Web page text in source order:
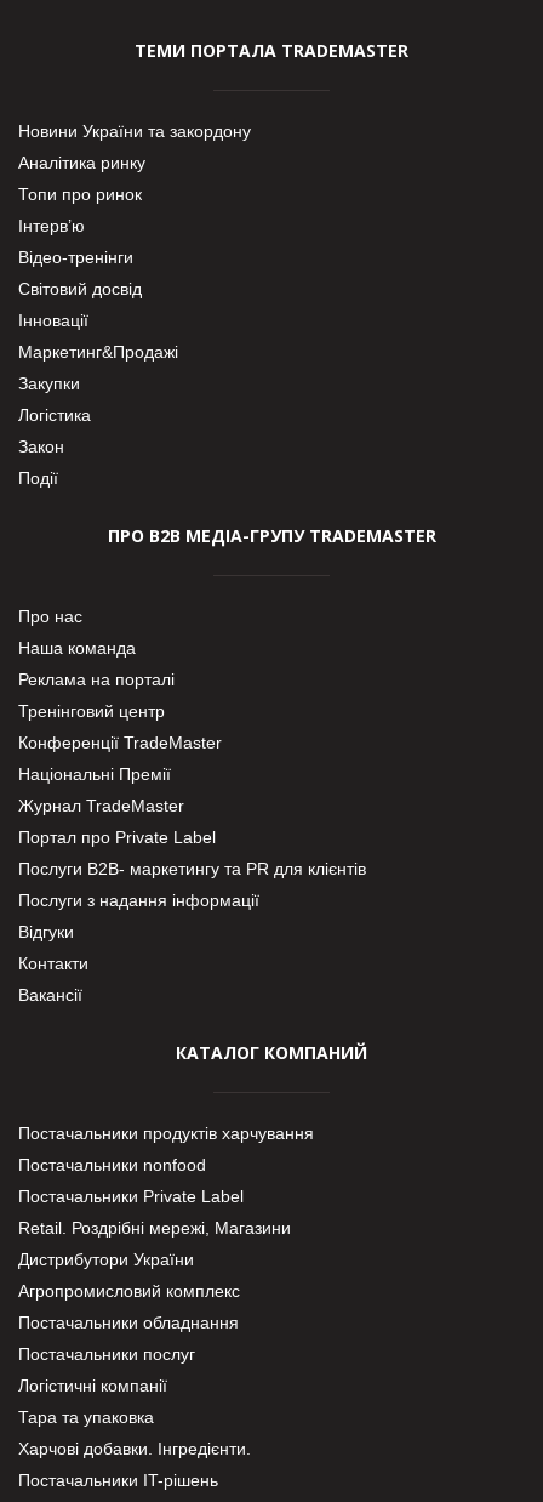
ТЕМИ ПОРТАЛА TRADEMASTER
Новини України та закордону
Аналітика ринку
Топи про ринок
Інтерв’ю
Відео-тренінги
Світовий досвід
Інновації
Маркетинг&Продажі
Закупки
Логістика
Закон
Події
ПРО В2В МЕДІА-ГРУПУ TRADEMASTER
Про нас
Наша команда
Реклама на порталі
Тренінговий центр
Конференції TradeMaster
Національні Премії
Журнал TradeMaster
Портал про Private Label
Послуги В2В- маркетингу та PR для клієнтів
Послуги з надання інформації
Відгуки
Контакти
Вакансії
КАТАЛОГ КОМПАНИЙ
Постачальники продуктів харчування
Постачальники nonfood
Постачальники Private Label
Retail. Роздрібні мережі, Магазини
Дистрибутори України
Агропромисловий комплекс
Постачальники обладнання
Постачальники послуг
Логістичні компанії
Тара та упаковка
Харчові добавки. Інгредієнти.
Постачальники IT-рішень